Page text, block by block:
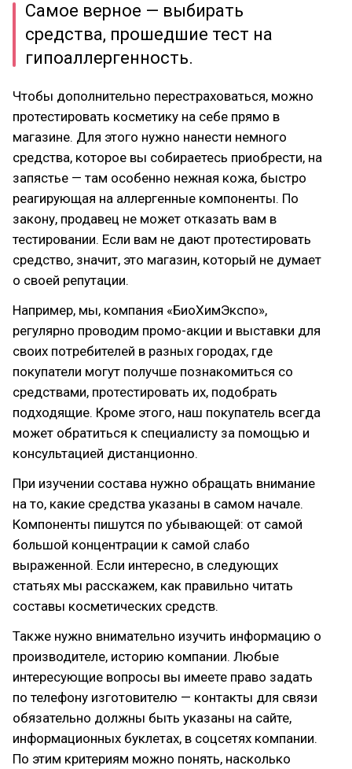
Самое верное — выбирать
средства, прошедшие тест на
гипоаллергенность.
Чтобы дополнительно перестраховаться, можно
протестировать косметику на себе прямо в
магазине. Для этого нужно нанести немного
средства, которое вы собираетесь приобрести, на
запястье — там особенно нежная кожа, быстро
реагирующая на аллергенные компоненты. По
закону, продавец не может отказать вам в
тестировании. Если вам не дают протестировать
средство, значит, это магазин, который не думает
о своей репутации.
Например, мы, компания «БиоХимЭкспо»,
регулярно проводим промо-акции и выставки для
своих потребителей в разных городах, где
покупатели могут получше познакомиться со
средствами, протестировать их, подобрать
подходящие. Кроме этого, наш покупатель всегда
может обратиться к специалисту за помощью и
консультацией дистанционно.
При изучении состава нужно обращать внимание
на то, какие средства указаны в самом начале.
Компоненты пишутся по убывающей: от самой
большой концентрации к самой слабо
выраженной. Если интересно, в следующих
статьях мы расскажем, как правильно читать
составы косметических средств.
Также нужно внимательно изучить информацию о
производителе, историю компании. Любые
интересующие вопросы вы имеете право задать
по телефону изготовителю — контакты для связи
обязательно должны быть указаны на сайте,
информационных буклетах, в соцсетях компании.
По этим критериям можно понять, насколько